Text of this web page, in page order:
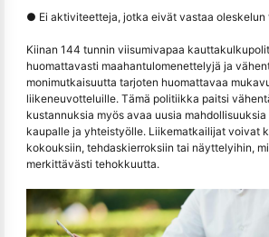
● Ei aktiviteetteja, jotka eivät vastaa oleskelun
Kiinan 144 tunnin viisumivapaa
huomattavasti maahantulomenettelyjä ja
monimutkaisuutta tarjoten huomattavaa
liikeneuvotteluille. Tämä politiikka paitsi
kustannuksia myös avaa uusia
kaupalle ja yhteistyölle. Liikematkailijat voivat
kokouksiin, tehdaskierroksiin tai näyttelyihin,
merkittävästi tehokkuutta.